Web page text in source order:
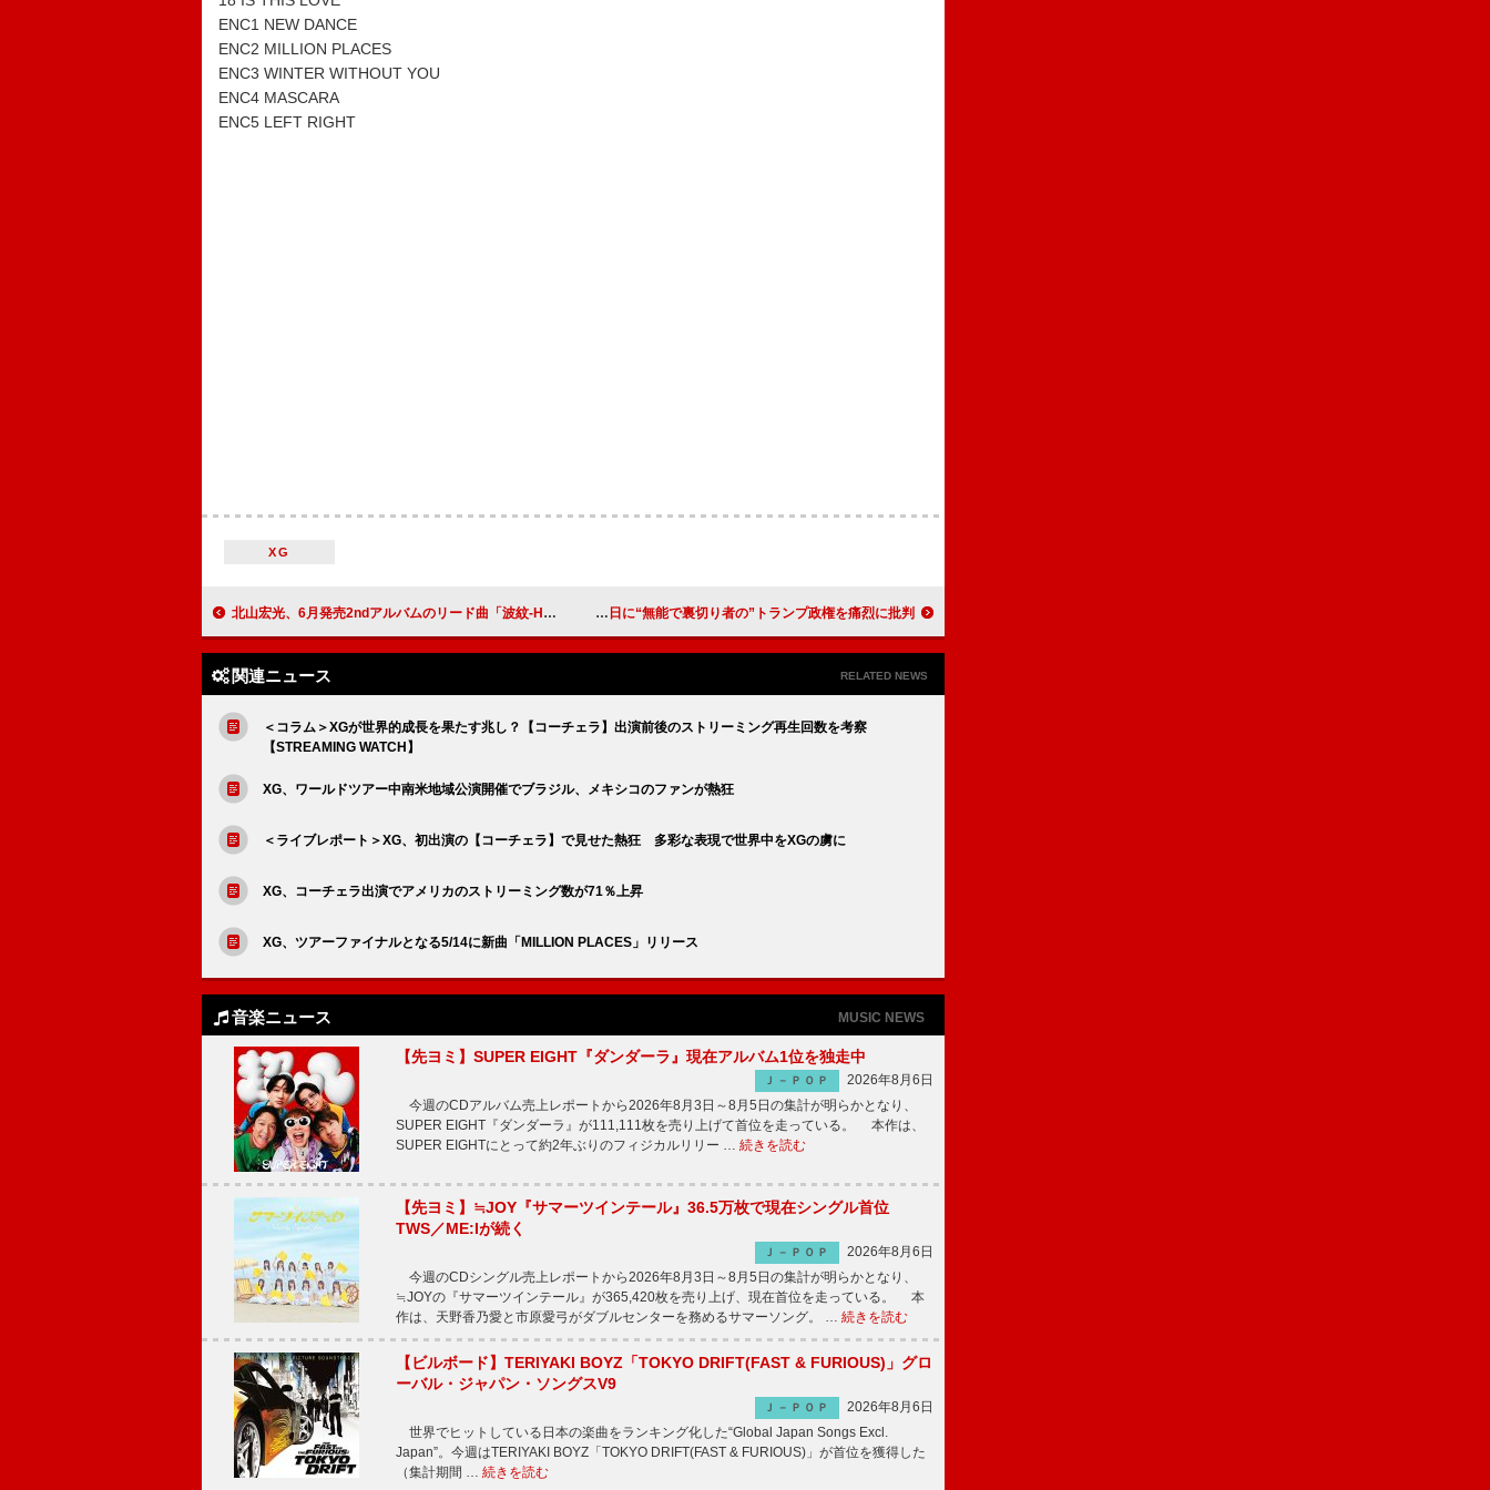
ENC1 NEW DANCE
ENC2 MILLION PLACES
ENC3 WINTER WITHOUT YOU
ENC4 MASCARA
ENC5 LEFT RIGHT
XG
北山宏光、6月発売2ndアルバムのリード曲「波紋-HAMON-」先行配信へ ブルース・スプリングスティーン、最新ツアー初日に“無能で裏切り者の”トランプ政権を痛烈に批判
関連ニュース RELATED NEWS
＜コラム＞XGが世界的成長を果たす兆し？【コーチェラ】出演前後のストリーミング再生回数を考察
【STREAMING WATCH】
XG、ワールドツアー中南米地域公演開催でブラジル、メキシコのファンが熱狂
＜ライブレポート＞XG、初出演の【コーチェラ】で見せた熱狂 多彩な表現で世界中をXGの虜に
XG、コーチェラ出演でアメリカのストリーミング数が71％上昇
XG、ツアーファイナルとなる5/14に新曲「MILLION PLACES」リリース
音楽ニュース MUSIC NEWS
【先ヨミ】SUPER EIGHT『ダンダーラ』現在アルバム1位を独走中
Ｊ－ＰＯＰ
2026年8月6日
今週のCDアルバム売上レポートから2026年8月3日～8月5日の集計が明らかとなり、
SUPER EIGHT『ダンダーラ』が111,111枚を売り上げて首位を走っている。 本作は、
SUPER EIGHTにとって約2年ぶりのフィジカルリリー … 続きを読む
【先ヨミ】≒JOY『サマーツインテール』36.5万枚で現在シングル首位
TWS／ME:Iが続く
Ｊ－ＰＯＰ
2026年8月6日
今週のCDシングル売上レポートから2026年8月3日～8月5日の集計が明らかとなり、
≒JOYの『サマーツインテール』が365,420枚を売り上げ、現在首位を走っている。 本
作は、天野香乃愛と市原愛弓がダブルセンターを務めるサマーソング。 … 続きを読む
【ビルボード】TERIYAKI BOYZ「TOKYO DRIFT(FAST & FURIOUS)」グロ
ーバル・ジャパン・ソングスV9
Ｊ－ＰＯＰ
2026年8月6日
世界でヒットしている日本の楽曲をランキング化した“Global Japan Songs Excl.
Japan”。今週はTERIYAKI BOYZ「TOKYO DRIFT(FAST & FURIOUS)」が首位を獲得した
（集計期間 … 続きを読む